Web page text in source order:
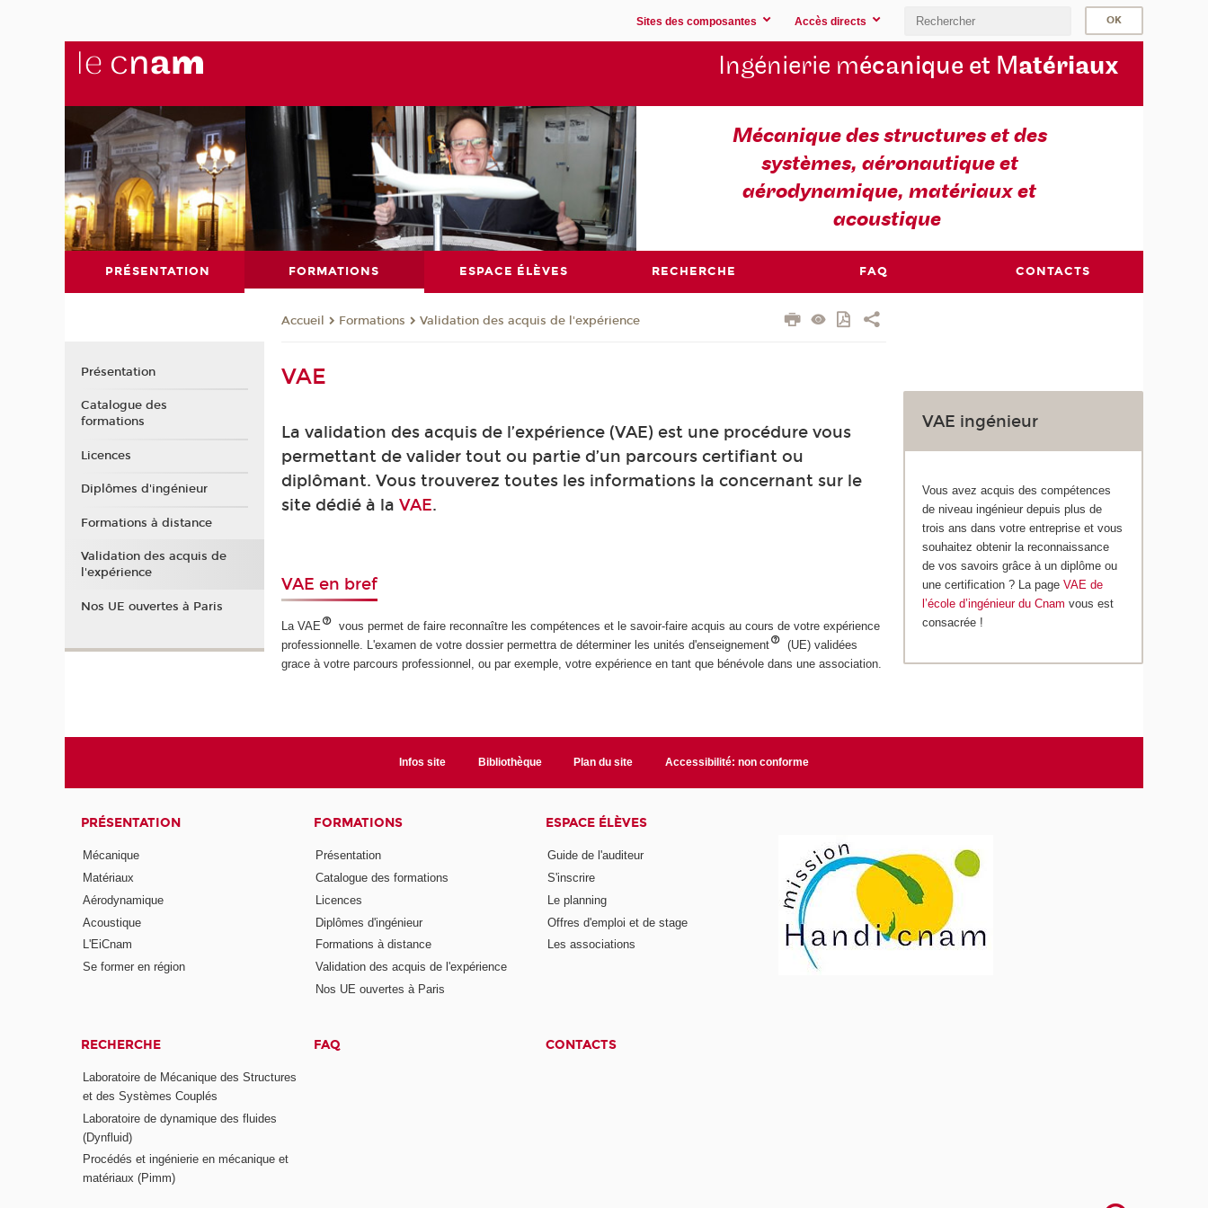
Sites des composantes Accès directs
Ingénierie mécanique et Matériaux
Mécanique des structures et des
systèmes, aéronautique et
aérodynamique, matériaux et
acoustique
PRÉSENTATION FORMATIONS ESPACE ÉLÈVES RECHERCHE FAQ CONTACTS
Accueil Formations Validation des acquis de l'expérience
VAE
La validation des acquis de l’expérience (VAE) est une procédure vous
permettant de valider tout ou partie d’un parcours certifiant ou
diplômant. Vous trouverez toutes les informations la concernant sur le
site dédié à la VAE.
VAE en bref
La VAE
vous permet de faire reconnaître les compétences et le savoir-faire acquis au cours de votre expérience
professionnelle. L'examen de votre dossier permettra de déterminer les unités d'enseignement
(UE) validées
grace à votre parcours professionnel, ou par exemple, votre expérience en tant que bénévole dans une association.
VAE ingénieur
Vous avez acquis des compétences
de niveau ingénieur depuis plus de
trois ans dans votre entreprise et vous
souhaitez obtenir la reconnaissance
de vos savoirs grâce à un diplôme ou
une certification ? La pageVAE de
l’école d’ingénieur du Cnam vous est
consacrée !
Présentation
Catalogue des
formations
Licences
Diplômes d'ingénieur
Formations à distance
Validation des acquis de
l'expérience
Nos UE ouvertes à Paris
Infos site Bibliothèque Plan du site Accessibilité: non conforme
PRÉSENTATION
Mécanique
Matériaux
Aérodynamique
Acoustique
L'EiCnam
Se former en région
FORMATIONS
Présentation
Catalogue des formations
Licences
Diplômes d'ingénieur
Formations à distance
Validation des acquis de l'expérience
Nos UE ouvertes à Paris
ESPACE ÉLÈVES
Guide de l'auditeur
S'inscrire
Le planning
Offres d'emploi et de stage
Les associations
RECHERCHE
Laboratoire de Mécanique des Structures
et des Systèmes Couplés
Laboratoire de dynamique des fluides
(Dynfluid)
Procédés et ingénierie en mécanique et
matériaux (Pimm)
FAQ CONTACTS